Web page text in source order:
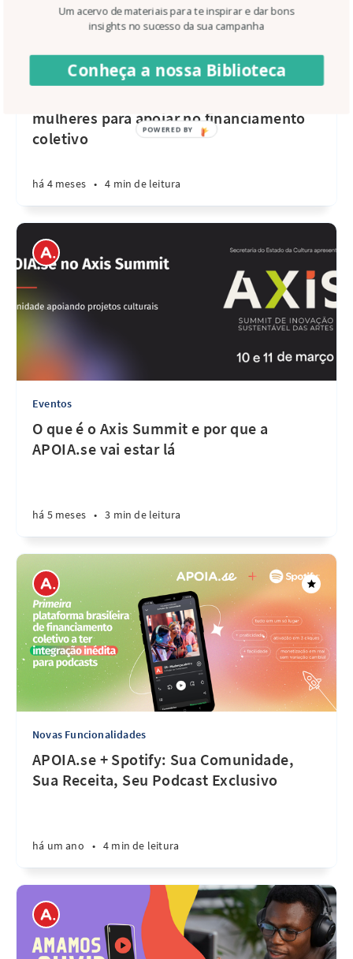
Casos de Sucesso
mulheres para apoiar no financiamento
coletivo
há 4 meses • 4 min de leitura
Eventos
O que é o Axis Summit e por que a
APOIA.se vai estar lá
há 5 meses • 3 min de leitura
Novas Funcionalidades
APOIA.se + Spotify: Sua Comunidade,
Sua Receita, Seu Podcast Exclusivo
há um ano • 4 min de leitura
Um acervo de materiais para te inspirar e dar bons
insights no sucesso da sua campanha
Conheça a nossa Biblioteca